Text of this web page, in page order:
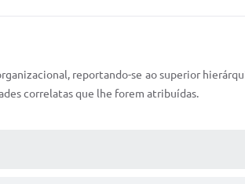
reportando-se ao superior
correlatas que lhe forem atribuídas.